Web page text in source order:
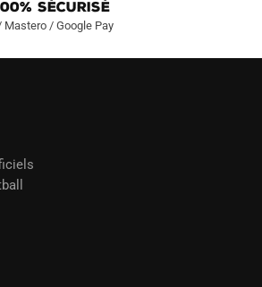
Sécurisé
/ Google Pay